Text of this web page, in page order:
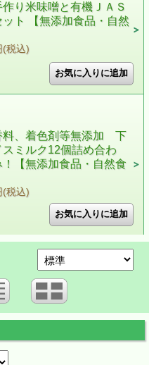
り米味噌と有機ＪＡＳ
ト 【無添加食品・自然
(税込)
、着色剤等無添加 下
ミルク12個詰め合わ
【無添加食品・自然食
(税込)